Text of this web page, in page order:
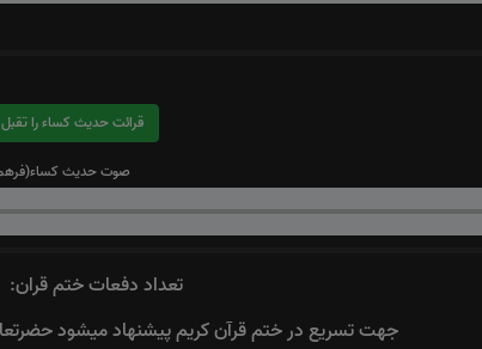
قرائت حدیث کساء را تقبل میکنم
صوت حدیث
تعداد دفعات ختم قران:
جهت تسریع در ختم قرآن کریم پیشنهاد میشود